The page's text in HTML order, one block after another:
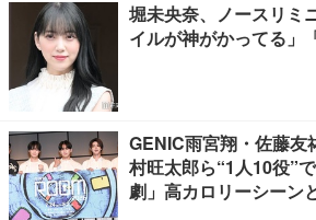
堀未央奈、ノースリミ
イルが神がかってる」
GENIC雨宮翔・佐藤友
村旺太郎ら“1人10役”
劇」高カロリーシーン